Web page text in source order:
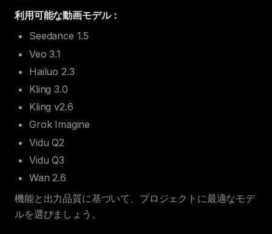
利用可能な動画モデル：
Seedance 1.5
Veo 3.1
Hailuo 2.3
Kling 3.0
Kling v2.6
Grok Imagine
Vidu Q2
Vidu Q3
Wan 2.6
機能と出力品質に基づいて、プロジェクトに最適なモデ
ルを選びましょう。